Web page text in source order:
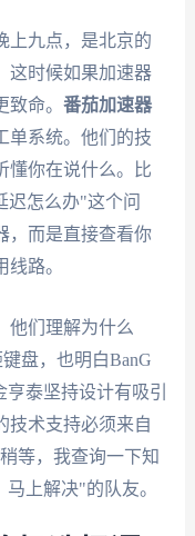
上九点，是北京的
这时候如果加速器
命。 番茄加速器
单系统。他们的技
懂你在说什么。比
迟怎么办"这个问
，而是直接查看你
路。
他们理解为什么
盘，也明白BanG
泰坚持设计有吸引
技术支持必须来自
等，我查询一下知
上解决"的队友。